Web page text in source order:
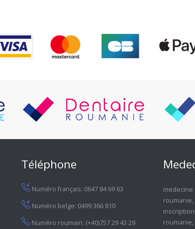
Téléphone
Numéro français: 0647 84 69 63
Numéro belge: 0499 366 810
Numéro roumain: (+40)757 29 43 29
medecine
roumanie,
inscription
roumanie,